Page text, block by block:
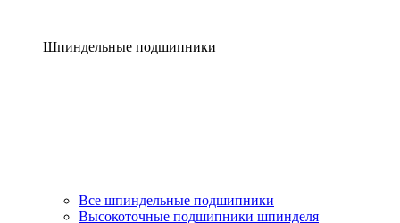
Шпиндельные подшипники
Все шпиндельные подшипники
Высокоточные подшипники шпинделя